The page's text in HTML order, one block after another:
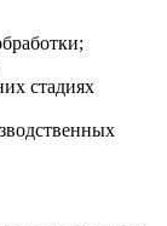
стадиях